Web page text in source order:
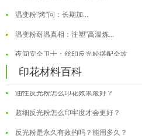
温变粉"烤"问：长期加...
温变粉耐温真相：注塑"高温炼...
夜间安全卫士：丝印反光粉搭配全攻...
温变粉可以做防伪标签、温变防伪吗...
温变粉适合做热变还是冷变？
温变粉注塑后表面翻车？粗糙、颗粒...
温变粉保质期有多久？开封后如何保...
印花材料百科
温变粉丝印到底用多少目网版？这篇...
反光粉太久不用结块要怎么处理？
印花温变粉最适合用在什么行业上呢...
超细反光粉怎么印牢度才会更好？
反光粉是永久有效的吗？能用多久？